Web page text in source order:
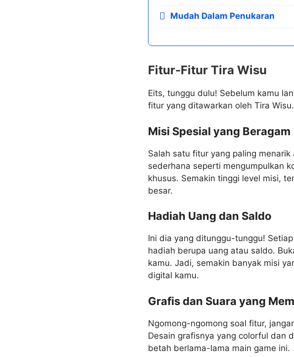
Mudah Dalam Penukaran
Fitur-Fitur Tira Wisu
Eits, tunggu dulu! Sebelum kamu
fitur yang ditawarkan oleh Tira
Misi Spesial yang Beragam
Salah satu fitur yang paling
sederhana seperti mengumpulkan
khusus. Semakin tinggi level misi,
besar.
Hadiah Uang dan Saldo
Ini dia yang ditunggu-tunggu!
hadiah berupa uang atau saldo.
kamu. Jadi, semakin banyak misi
digital kamu.
Grafis dan Suara yang
Ngomong-ngomong soal fitur,
Desain grafisnya yang colorful dan
betah berlama-lama main game ini.